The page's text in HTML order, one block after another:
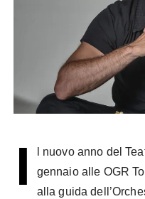
I
l nuovo anno del
gennaio alle OGR
alla guida